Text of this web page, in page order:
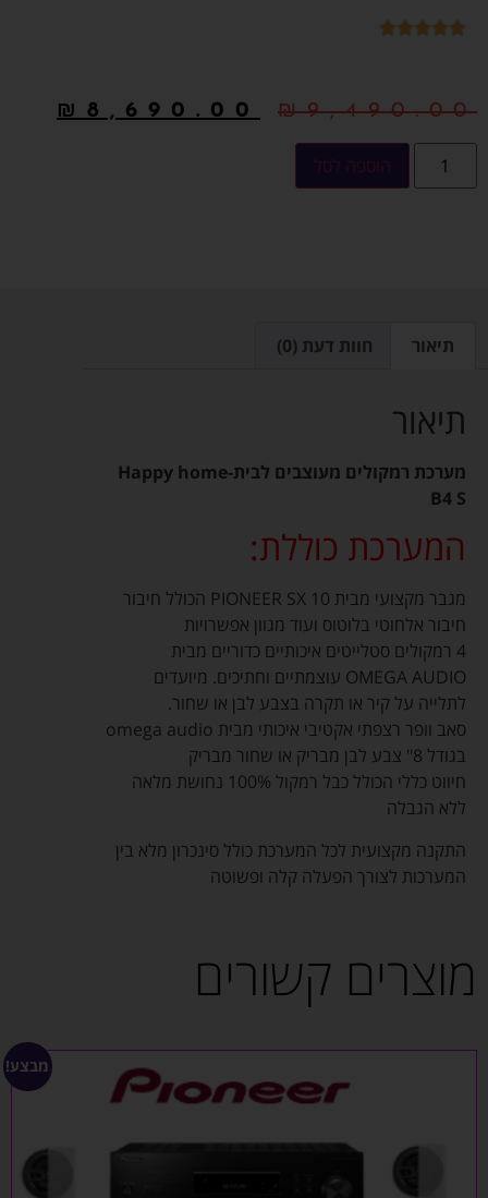
₪9,490.00
₪ 8,690.00
הוספה לסל
תיאור חוות דעת (0)
תיאור
מערכת רמקולים מעוצבים לבית-Happy home
B4 S
המערכת כוללת:
מגבר מקצועי מבית PIONEER SX 10 הכולל חיבור
חיבור אלחוטי בלוטוס ועוד מגוון אפשרויות
4 רמקולים סטלייטים איכותיים כדוריים מבית
OMEGA AUDIO עוצמתיים וחתיכים. מיועדים
לתלייה על קיר או תקרה בצבע לבן או שחור.
סאב וופר רצפתי אקטיבי איכותי מבית omega audio
בגודל 8" צבע לבן מבריק או שחור מבריק
חיווט כללי הכולל כבל רמקול 100% נחושת מלאה
ללא הגבלה
התקנה מקצועית לכל המערכת כולל סינכרון מלא בין
המערכות לצורך הפעלה קלה ופשוטה
מוצרים קשורים
מבצע!